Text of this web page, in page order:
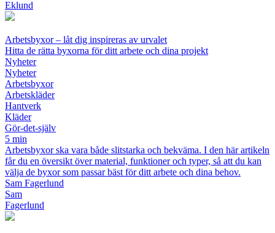
Eklund
Arbetsbyxor – låt dig inspireras av urvalet
Hitta de rätta byxorna för ditt arbete och dina projekt
Nyheter
Nyheter
Arbetsbyxor
Arbetskläder
Hantverk
Kläder
Gör-det-själv
5 min
Arbetsbyxor ska vara både slitstarka och bekväma. I den här artikeln
får du en översikt över material, funktioner och typer, så att du kan
välja de byxor som passar bäst för ditt arbete och dina behov.
Sam Fagerlund
Sam
Fagerlund